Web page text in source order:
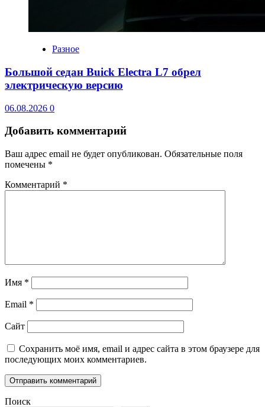
Разное
Большой седан Buick Electra L7 обрел
электрическую версию
06.08.2026 0
Добавить комментарий
Ваш адрес email не будет опубликован. Обязательные поля
помечены *
Комментарий *
Имя *
Email *
Сайт
Сохранить моё имя, email и адрес сайта в этом браузере для
последующих моих комментариев.
Поиск